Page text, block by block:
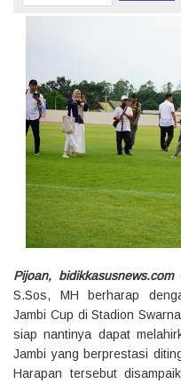
Pijoan, bidikkasusnews.com-
S.Sos, MH berharap
Jambi Cup di Stadion
siap nantinya dapat
Jambi yang berprestasi
Harapan tersebut